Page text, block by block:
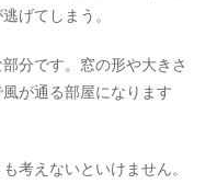
げてしまう。
分です。窓の形や大きさ
が通る部屋になります
考えないといけません。